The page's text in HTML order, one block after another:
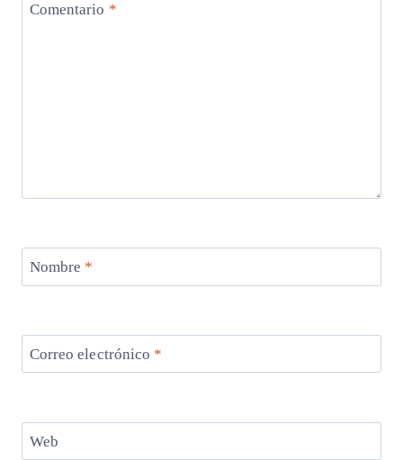
Comentario *
Nombre *
Correo electrónico *
Web